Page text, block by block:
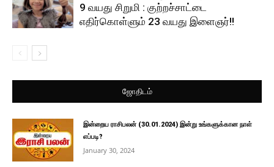
9 வயது சிறுமி : குற்றச்சாட்டை
எதிர்கொள்ளும் 23 வயது இளைஞர்!!
ஜோதிடம்
இன்றைய ராசிபலன் (30.01.2024) இன்று உங்களுக்கான நாள்
எப்படி?
January 30, 2024